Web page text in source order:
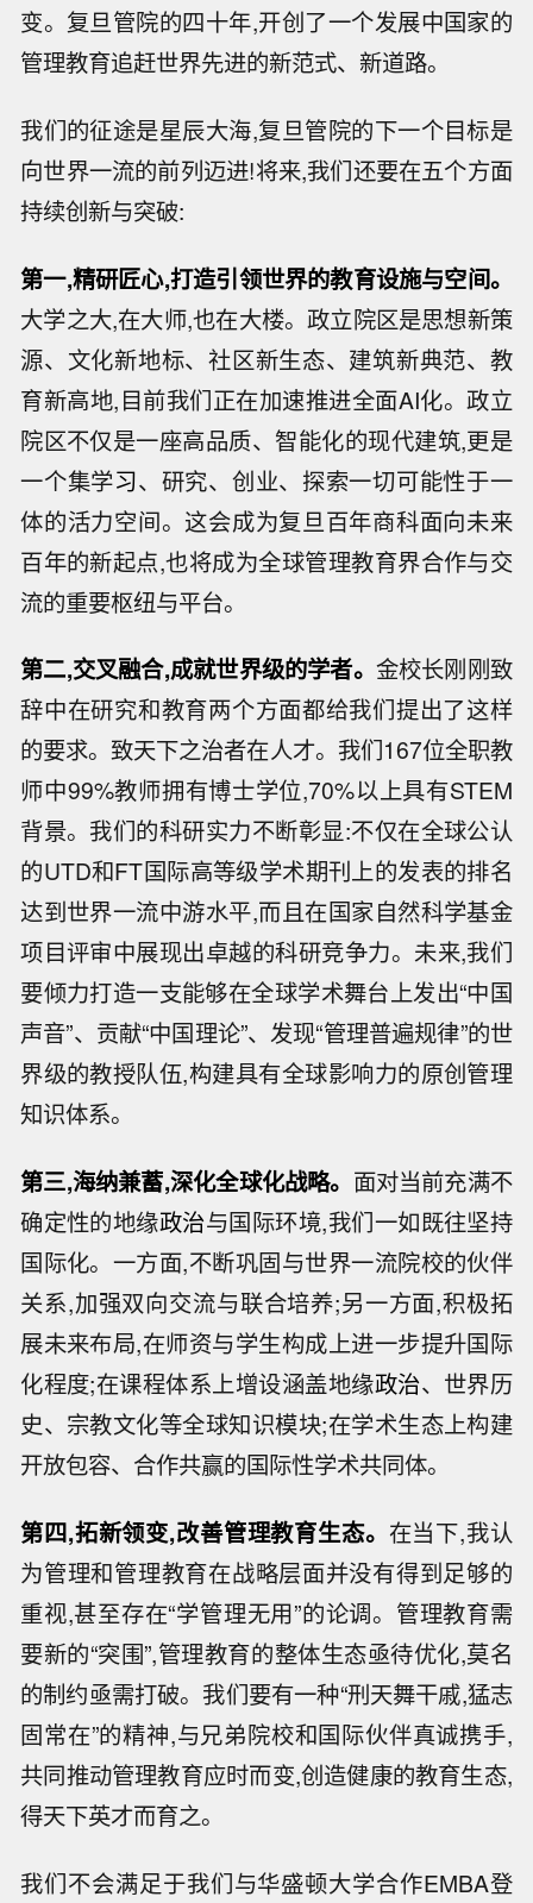
变。复旦管院的四十年,开创了一个发展中国家的
管理教育追赶世界先进的新范式、新道路。
我们的征途是星辰大海,复旦管院的下一个目标是
向世界一流的前列迈进!将来,我们还要在五个方面
持续创新与突破:
第一,精研匠心,打造引领世界的教育设施与空间。
大学之大,在大师,也在大楼。政立院区是思想新策
源、文化新地标、社区新生态、建筑新典范、教
育新高地,目前我们正在加速推进全面AI化。政立
院区不仅是一座高品质、智能化的现代建筑,更是
一个集学习、研究、创业、探索一切可能性于一
体的活力空间。这会成为复旦百年商科面向未来
百年的新起点,也将成为全球管理教育界合作与交
流的重要枢纽与平台。
第二,交叉融合,成就世界级的学者。 金校长刚刚致
辞中在研究和教育两个方面都给我们提出了这样
的要求。致天下之治者在人才。我们167位全职教
师中99%教师拥有博士学位,70%以上具有STEM
背景。我们的科研实力不断彰显:不仅在全球公认
的UTD和FT国际高等级学术期刊上的发表的排名
达到世界一流中游水平,而且在国家自然科学基金
项目评审中展现出卓越的科研竞争力。未来,我们
要倾力打造一支能够在全球学术舞台上发出“中国
声音”、贡献“中国理论”、发现“管理普遍规律”的世
界级的教授队伍,构建具有全球影响力的原创管理
知识体系。
第三,海纳兼蓄,深化全球化战略。 面对当前充满不
确定性的地缘政治与国际环境,我们一如既往坚持
国际化。一方面,不断巩固与世界一流院校的伙伴
关系,加强双向交流与联合培养;另一方面,积极拓
展未来布局,在师资与学生构成上进一步提升国际
化程度;在课程体系上增设涵盖地缘政治、世界历
史、宗教文化等全球知识模块;在学术生态上构建
开放包容、合作共赢的国际性学术共同体。
第四,拓新领变,改善管理教育生态。 在当下,我认
为管理和管理教育在战略层面并没有得到足够的
重视,甚至存在“学管理无用”的论调。管理教育需
要新的“突围”,管理教育的整体生态亟待优化,莫名
的制约亟需打破。我们要有一种“刑天舞干戚,猛志
固常在”的精神,与兄弟院校和国际伙伴真诚携手,
共同推动管理教育应时而变,创造健康的教育生态,
得天下英才而育之。
我们不会满足于我们与华盛顿大学合作EMBA登